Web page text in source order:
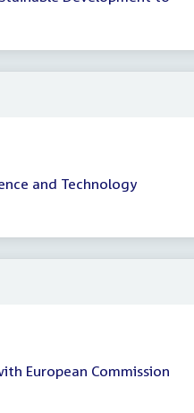
and Technology
European Commission